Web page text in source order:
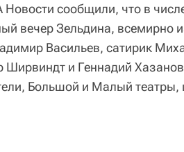
сообщили, что в
вечер Зельдина, всемирно
Васильев, сатирик
Ширвиндт и Геннадий
Большой и Малый театры,